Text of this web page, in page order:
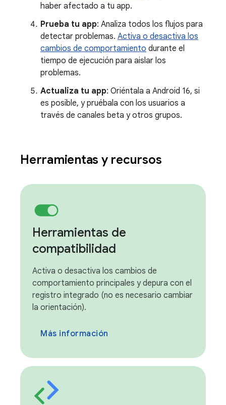
haber afectado a tu app.
Prueba tu app: Analiza todos los flujos para
detectar problemas. Activa o desactiva los
cambios de comportamiento durante el
tiempo de ejecución para aislar los
problemas.
Actualiza tu app: Oriéntala a Android 16, si
es posible, y pruébala con los usuarios a
través de canales beta y otros grupos.
Herramientas y recursos
Herramientas de
compatibilidad
Activa o desactiva los cambios de
comportamiento principales y depura con el
registro integrado (no es necesario cambiar
la orientación).
Más información